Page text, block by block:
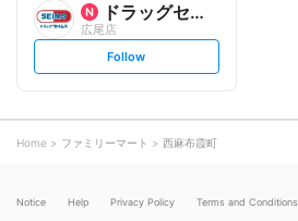
ドラッグセイムス
広尾店
s
l
o
Follow
Home ファミリーマート 西麻布霞町
Notice Help Privacy Policy Terms and Conditions